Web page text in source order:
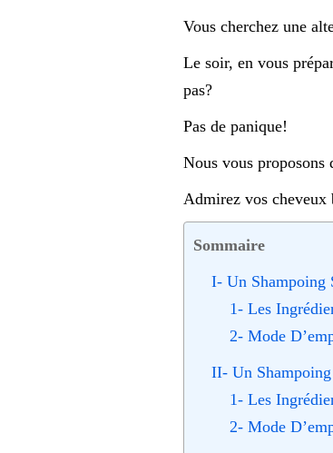
Vous cherchez une
Le soir, en vous
pas?
Pas de panique!
Nous vous proposons
Admirez vos
Sommaire
I- Un Shampoing
1- Les
2- Mode
II- Un
1- Les
2- Mode